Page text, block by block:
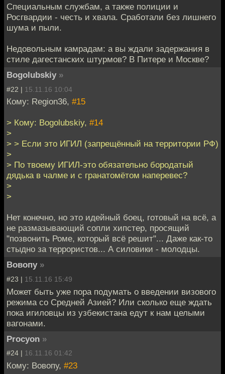
Специальным службам, а также полиции и
Росгвардии - честь и хвала. Сработали без лишнего
шума и пыли.
Недовольным камрадам: а вы ждали задержания в
стиле дагестанских штурмов? В Питере и Москве?
Bogolubskiy »
#22 | 15.11.16 10:04
Кому: Region36, #15
> Кому: Bogolubskiy, #14
>
> > Если это ИГИЛ (запрещённый на территории РФ)
>
> По твоему ИГИЛ-это обязательно бородатый
дядька в чалме и с гранатомётом наперевес?
>
>
Нет конечно, но это идейный боец, готовый на всё, а
не размазывающий сопли хипстер, просящий
"позвонить Роме, который всё решит"... Даже как-то
стыдно за террористов... А силовики - молодцы.
Вовопу »
#23 | 15.11.16 15:49
Может быть уже пора подумать о введении визового
режима со Средней Азией? Или сколько еще ждать
пока игиловцы из узбекистана едут к нам целыми
вагонами.
Procyon »
#24 | 16.11.16 01:42
Кому: Вовопу, #23